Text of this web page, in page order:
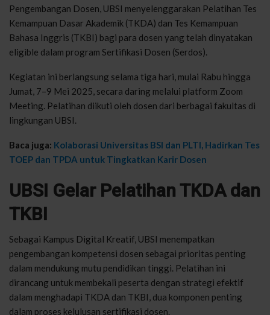
Pengembangan Dosen, UBSI menyelenggarakan Pelatihan Tes
Kemampuan Dasar Akademik (TKDA) dan Tes Kemampuan
Bahasa Inggris (TKBI) bagi para dosen yang telah dinyatakan
eligible dalam program Sertifikasi Dosen (Serdos).
Kegiatan ini berlangsung selama tiga hari, mulai Rabu hingga
Jumat, 7–9 Mei 2025, secara daring melalui platform Zoom
Meeting. Pelatihan diikuti oleh dosen dari berbagai fakultas di
lingkungan UBSI.
Baca juga: Kolaborasi Universitas BSI dan PLTI, Hadirkan Tes
TOEP dan TPDA untuk Tingkatkan Karir Dosen
UBSI Gelar Pelatihan TKDA dan
TKBI
Sebagai Kampus Digital Kreatif, UBSI menempatkan
pengembangan kompetensi dosen sebagai prioritas penting
dalam mendukung mutu pendidikan tinggi. Pelatihan ini
dirancang untuk membekali peserta dengan strategi efektif
dalam menghadapi TKDA dan TKBI, dua komponen penting
dalam proses kelulusan sertifikasi dosen.